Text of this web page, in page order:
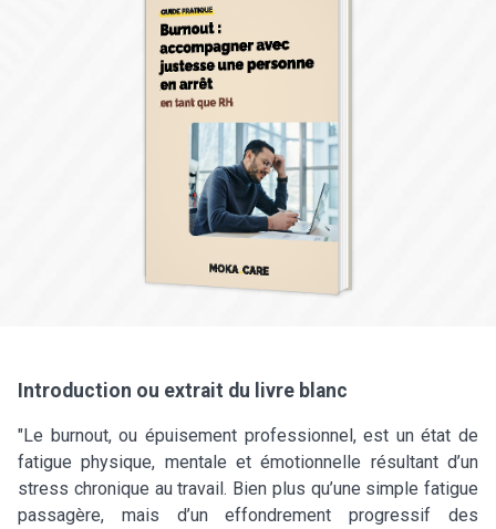
Introduction ou extrait du livre blanc
"Le burnout, ou épuisement professionnel, est un état de
fatigue physique, mentale et émotionnelle résultant d’un
stress chronique au travail. Bien plus qu’une simple fatigue
passagère, mais d’un effondrement progressif des